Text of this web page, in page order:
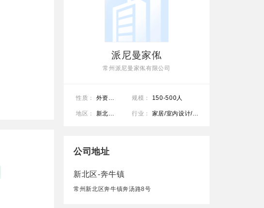
派尼曼家俬
常州派尼曼家俬有限公司
性质： 外资企业 规模： 150-500人
地区： 新北区-奔牛镇 行业： 家居/室内设计/装饰装潢/贸易/进出口
公司地址
新北区-奔牛镇
常州新北区奔牛镇奔汤路8号